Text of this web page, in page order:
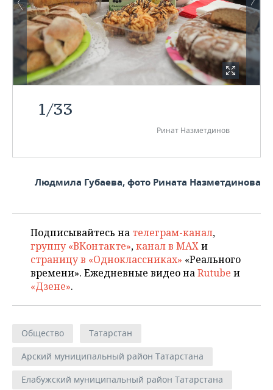
1/33
Ринат Назметдинов
Людмила Губаева, фото Рината Назметдинова
Подписывайтесь на телеграм-канал,
группу «ВКонтакте»,канал в MAXи
страницу в «Одноклассниках» «Реального
времени». Ежедневные видео наRutube и
«Дзене».
Общество
Татарстан
Арский муниципальный район Татарстана
Елабужский муниципальный район Татарстана